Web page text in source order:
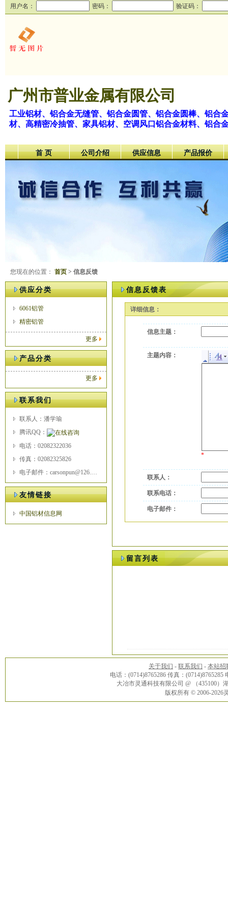
用户名： 密码： 验证码：
广州市普业金属有限公司
工业铝材、铝合金无缝管、铝合金圆管、铝合金圆棒、铝合
材、高精密冷抽管、家具铝材、空调风口铝合金材料、铝合
首 页 公司介绍 供应信息 产品报价
您现在的位置： 首页 > 信息反馈
供应分类
6061铝管
精密铝管
更多
产品分类
更多
联系我们
联系人：潘学瑜
腾讯QQ：
电话：02082322036
传真：02082325826
电子邮件：carsonpun@126.com
友情链接
中国铝材信息网
信息反馈表
详细信息：
信息主题：
主题内容：
*
联系人：
联系电话：
电子邮件：
留言列表
关于我们 - 联系我们 - 本站招
电话：(0714)8765286 传真：(0714)8765285
大冶市灵通科技有限公司 @ （435100
版权所有 © 2006-2026